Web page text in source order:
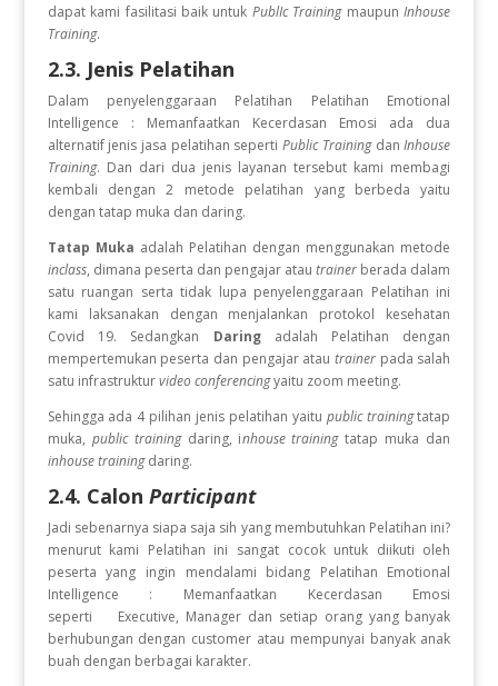
dapat kami fasilitasi baik untuk PublIc TrainingmaupunInhouse
Training.
2.3. Jenis Pelatihan
Dalam penyelenggaraan Pelatihan Pelatihan Emotional
Intelligence : Memanfaatkan Kecerdasan Emosi ada dua
alternatif jenis jasa pelatihan sepertiPublic TrainingdanInhouse
Training. Dan dari dua jenis layanan tersebut kami membagi
kembali dengan 2 metode pelatihan yang berbeda yaitu
dengan tatap muka dan daring.
Tatap Muka adalah Pelatihan dengan menggunakan metode
inclass, dimana peserta dan pengajar atautrainer berada dalam
satu ruangan serta tidak lupa penyelenggaraan Pelatihan ini
kami laksanakan dengan menjalankan protokol kesehatan
Covid 19. Sedangkan Daring adalah Pelatihan dengan
mempertemukan peserta dan pengajar atautrainer pada salah
satu infrastrukturvideo conferencingyaitu zoom meeting.
Sehingga ada 4 pilihan jenis pelatihan yaitu public trainingtatap
muka, public trainingdaring, inhouse trainingtatap muka dan
inhouse trainingdaring.
2.4. Calon Participant
Jadi sebenarnya siapa saja sih yang membutuhkan Pelatihan ini?
menurut kami Pelatihan ini sangat cocok untuk diikuti oleh
peserta yang ingin mendalami bidang Pelatihan Emotional
Intelligence : Memanfaatkan Kecerdasan Emosi
seperti Executive, Manager dan setiap orang yang banyak
berhubungan dengan customer atau mempunyai banyak anak
buah dengan berbagai karakter.